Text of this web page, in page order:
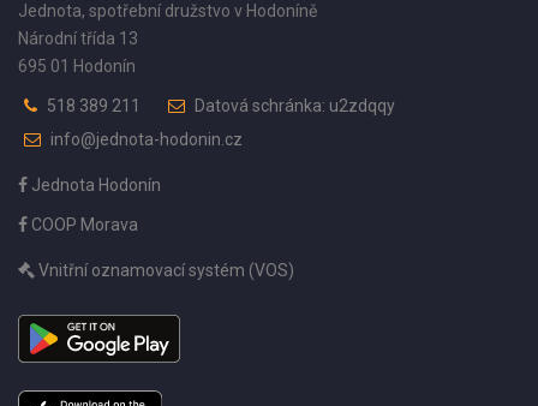
Jednota, spotřební družstvo v Hodoníně
Národní třída 13
695 01 Hodonín
518 389 211
Datová schránka: u2zdqqy
info@jednota-hodonin.cz
Jednota Hodonín
COOP Morava
Vnitřní oznamovací systém (VOS)